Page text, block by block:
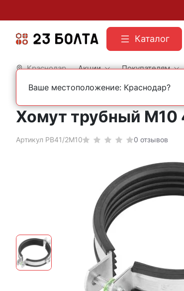
Каталог
Краснодар Акции Покупателям
Главная Сантехнический крепеж Хомуты сантехнические
Хомут трубный М10
Артикул РВ41/2М10 0 отзывов
Ваше местоположение: Краснодар?